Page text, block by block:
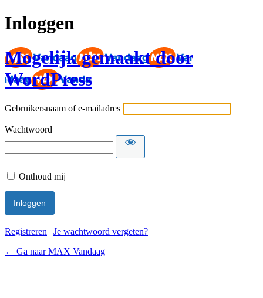
Inloggen
Mogelijk gemaakt door
WordPress
Gebruikersnaam of e-mailadres
Wachtwoord
Onthoud mij
Registreren | Je wachtwoord vergeten?
← Ga naar MAX Vandaag